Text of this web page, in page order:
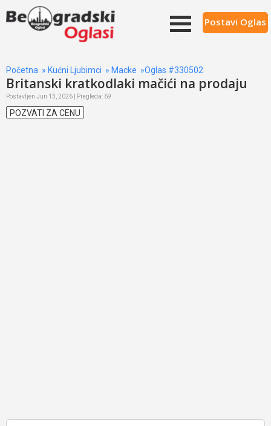
Postavi Oglas
Početna » Kućni Ljubimci » Macke »Oglas #330502
Britanski kratkodlaki mačići na prodaju
Postavljen Jun 13, 2026 | Pregleda: 69
POZVATI ZA CENU